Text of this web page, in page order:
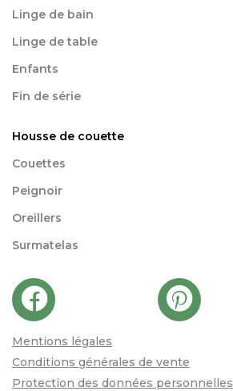
Linge de bain
Linge de table
Enfants
Fin de série
Housse de couette
Couettes
Peignoir
Oreillers
Surmatelas
Mentions légales
Conditions générales de vente
Protection des données personnelles